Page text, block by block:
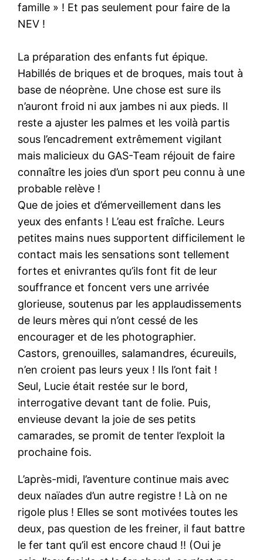
famille » ! Et pas seulement pour faire de la
NEV !
La préparation des enfants fut épique.
Habillés de briques et de broques, mais tout à
base de néoprène. Une chose est sure ils
n’auront froid ni aux jambes ni aux pieds. Il
reste a ajuster les palmes et les voilà partis
sous l’encadrement extrêmement vigilant
mais malicieux du GAS-Team réjouit de faire
connaître les joies d’un sport peu connu à une
probable relève !
Que de joies et d’émerveillement dans les
yeux des enfants ! L’eau est fraîche. Leurs
petites mains nues supportent difficilement le
contact mais les sensations sont tellement
fortes et enivrantes qu’ils font fit de leur
souffrance et foncent vers une arrivée
glorieuse, soutenus par les applaudissements
de leurs mères qui n’ont cessé de les
encourager et de les photographier.
Castors, grenouilles, salamandres, écureuils,
n’en croient pas leurs yeux ! Ils l’ont fait !
Seul, Lucie était restée sur le bord,
interrogative devant tant de folie. Puis,
envieuse devant la joie de ses petits
camarades, se promit de tenter l’exploit la
prochaine fois.
L’après-midi, l’aventure continue mais avec
deux naïades d’un autre registre ! Là on ne
rigole plus ! Elles se sont motivées toutes les
deux, pas question de les freiner, il faut battre
le fer tant qu’il est encore chaud !! (Oui je